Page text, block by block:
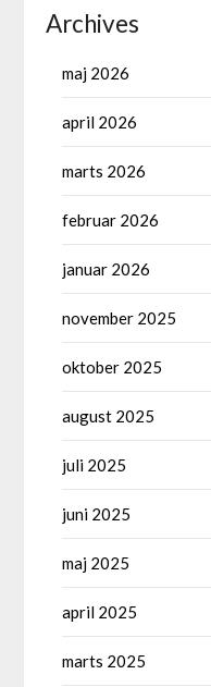
Archives
maj 2026
april 2026
marts 2026
februar 2026
januar 2026
november 2025
oktober 2025
august 2025
juli 2025
juni 2025
maj 2025
april 2025
marts 2025